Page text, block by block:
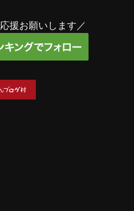
援お願いします／